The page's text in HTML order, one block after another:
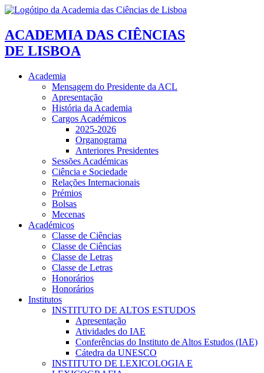
ACADEMIA DAS CIÊNCIAS
DE LISBOA
Academia
Mensagem do Presidente da ACL
Apresentação
História da Academia
Cargos Académicos
2025-2026
Organograma
Anteriores Presidentes
Sessões Académicas
Ciência e Sociedade
Relações Internacionais
Prémios
Bolsas
Mecenas
Académicos
Classe de Ciências
Classe de Ciências
Classe de Letras
Classe de Letras
Honorários
Honorários
Institutos
INSTITUTO DE ALTOS ESTUDOS
Apresentação
Atividades do IAE
Conferências do Instituto de Altos Estudos (IAE)
Cátedra da UNESCO
INSTITUTO DE LEXICOLOGIA E